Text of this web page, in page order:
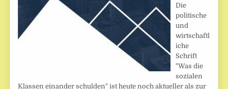
Die
politische
und
wirtschaftl
iche
Schrift
"Was die
sozialen
Klassen einander schulden" ist heute noch aktueller als zur